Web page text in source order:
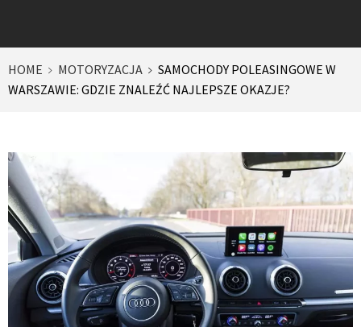
HOME MOTORYZACJA
SAMOCHODY POLEASINGOWE W
WARSZAWIE: GDZIE ZNALEŹĆ NAJLEPSZE OKAZJE?